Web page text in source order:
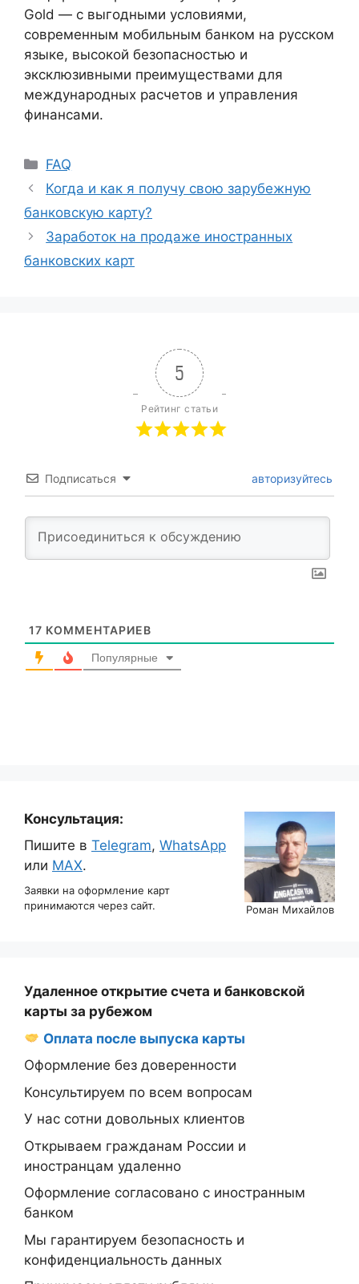
Gold — с выгодными условиями,
современным мобильным банком на русском
языке, высокой безопасностью и
эксклюзивными преимуществами для
международных расчетов и управления
финансами.
FAQ
Когда и как я получу свою зарубежную
банковскую карту?
Заработок на продаже иностранных
банковских карт
5
Рейтинг статьи
Подписаться авторизуйтесь
17 КОММЕНТАРИЕВ
Популярные
Консультация:
Пишите в Telegram, WhatsApp
или MAX.
Заявки на оформление карт
принимаются через сайт.
Роман Михайлов
Удаленное открытие счета и банковской
карты за рубежом
Оплата после выпуска карты
Оформление без доверенности
Консультируем по всем вопросам
У нас сотни довольных клиентов
Открываем гражданам России и
иностранцам удаленно
Оформление согласовано с иностранным
банком
Мы гарантируем безопасность и
конфиденциальность данных